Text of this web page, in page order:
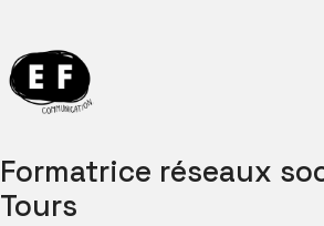
Formatrice réseaux
Tours